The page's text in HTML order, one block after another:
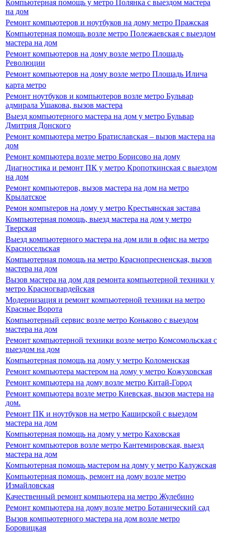
Компьютерная помощь у метро Полянка с выездом мастера
на дом
Ремонт компьютеров и ноутбуков на дому метро Пражская
Компьютерная помощь возле метро Полежаевская с выездом
мастера на дом
Ремонт компьютеров на дому возле метро Площадь
Революции
Ремонт компьютеров на дому возле метро Площадь Илича
карта метро
Ремонт ноутбуков и компьютеров возле метро Бульвар
адмирала Ушакова, вызов мастера
Выезд компьютерного мастера на дом у метро Бульвар
Дмитрия Донского
Ремонт компьютера метро Братиславская – вызов мастера на
дом
Ремонт компьютера возле метро Борисово на дому
Диагностика и ремонт ПК у метро Кропоткинская с выездом
на дом
Ремонт компьютеров, вызов мастера на дом на метро
Крылатское
Ремон компьтеров на дому у метро Крестьянская застава
Компьютерная помощь, выезд мастера на дом у метро
Тверская
Выезд компьютерного мастера на дом или в офис на метро
Красносельская
Компьютерная помощь на метро Краснопресненская, вызов
мастера на дом
Вызов мастера на дом для ремонта компьютерной техники у
метро Красногвардейская
Модернизация и ремонт компьютерной техники на метро
Красные Ворота
Компьютерный сервис возле метро Коньково с выездом
мастера на дом
Ремонт компьютерной техники возле метро Комсомольская с
выездом на дом
Компьютерная помощь на дому у метро Коломенская
Ремонт компьютера мастером на дому у метро Кожуховская
Ремонт компьютера на дому возле метро Китай-Город
Ремонт компьютера возле метро Киевская, вызов мастера на
дом.
Ремонт ПК и ноутбуков на метро Каширской с выездом
мастера на дом
Компьютерная помощь на дому у метро Каховская
Ремонт компьютеров возле метро Кантемировская, выезд
мастера на дом
Компьютерная помощь мастером на дому у метро Калужская
Компьютерная помощь, ремонт на дому возле метро
Измайловская
Качественный ремонт компьютера на метро Жулебино
Ремонт компьютера на дому возле метро Ботанический сад
Вызов компьютерного мастера на дом возле метро
Боровицкая